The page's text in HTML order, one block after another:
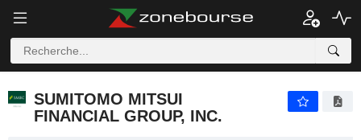
SUMITOMO MITSUI
FINANCIAL GROUP, INC.